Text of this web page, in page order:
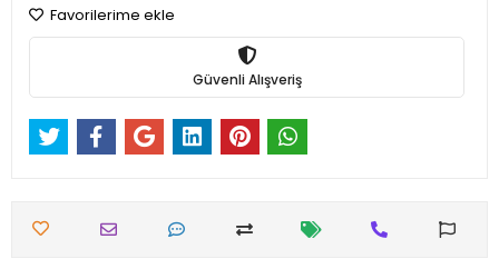
Favorilerime ekle
Güvenli Alışveriş